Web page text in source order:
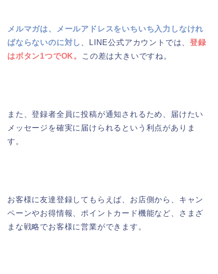
メルマガは、メールアドレスをいちいち入力しなけれ
ばならないのに対し
、LINE公式アカウントでは、登録
はボタン1つでOK。
この差は大きいですね。
また、登録者全員に投稿が通知されるため、届けたい
メッセージを確実に届けられるという利点がありま
す。
お客様に友達登録してもらえば、お店側から、キャン
ペーンやお得情報、ポイントカード機能など、さまざ
まな戦略でお客様に営業ができます。